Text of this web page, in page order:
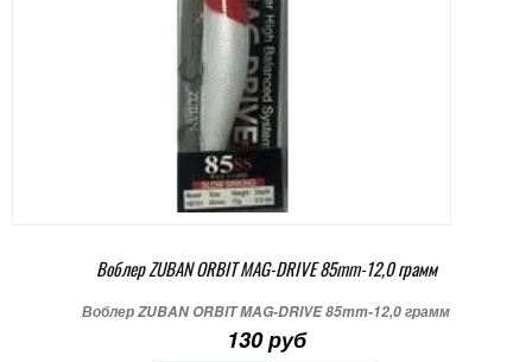
Воблер ZUBAN ORBIT MAG-DRIVE 85mm-12,0 грамм
Воблер ZUBAN ORBIT MAG-DRIVE 85mm-12,0 грамм
130 руб